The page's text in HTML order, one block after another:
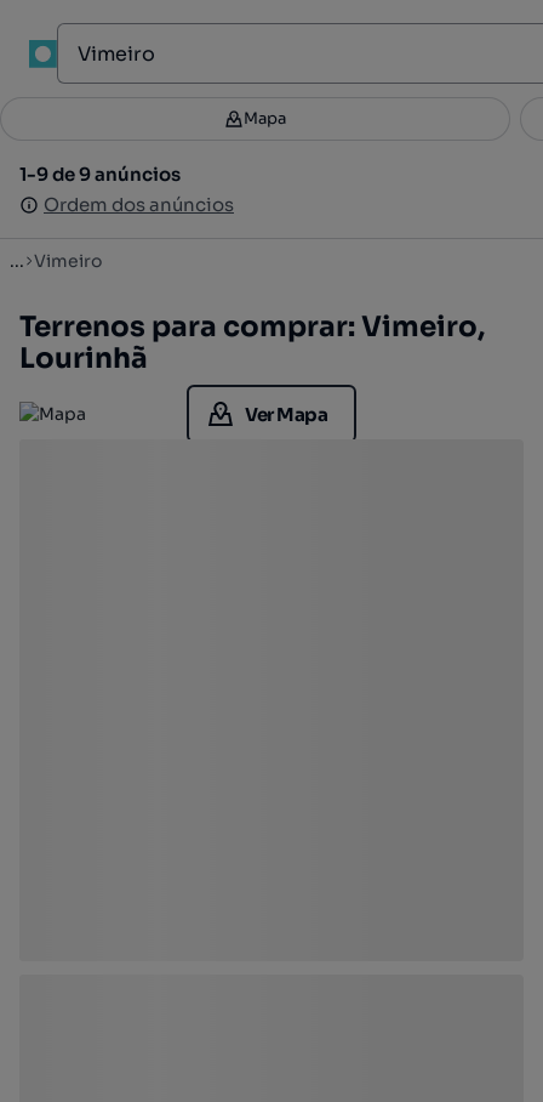
Filtros 2
1-9 de 9 anúncios
Ordem dos anúncios
Mapa
1-9 de 9 anúncios
Ordem dos anúncios
... Vimeiro
Terrenos para comprar: Vimeiro,
Lourinhã
Ver Mapa